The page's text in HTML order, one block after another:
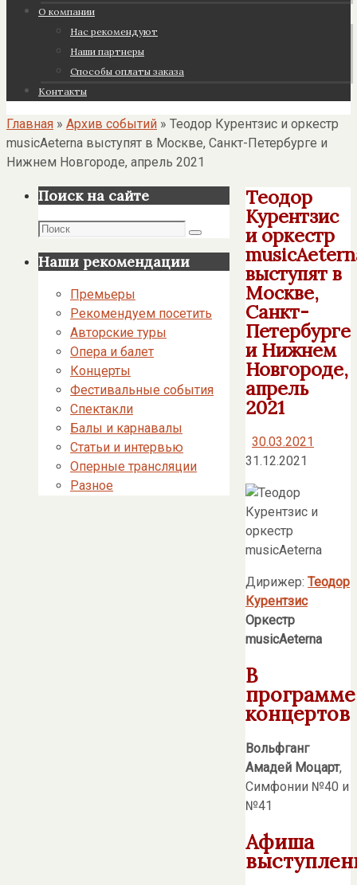
О компании
Нас рекомендуют
Наши партнеры
Cпособы оплаты заказа
Контакты
Главная » Архив событий » Теодор Курентзис и оркестр
musicAeterna выступят в Москве, Санкт-Петербурге и
Нижнем Новгороде, апрель 2021
Теодор
Курентзис
и оркестр
выступят в
Москве,
Санкт-
Петербурге
и Нижнем
Новгороде,
апрель
2021
30.03.2021
31.12.2021
Дирижер: Теодор
Курентзис
Оркестр
musicAeterna
В
программе
концертов
Вольфганг
Амадей Моцарт,
Симфонии №40 и
№41
Афиша
Поиск на сайте
Поиск
Поиск
Наши рекомендации
Премьеры
Рекомендуем посетить
Авторские туры
Опера и балет
Концерты
Фестивальные события
Спектакли
Балы и карнавалы
Статьи и интервью
Оперные трансляции
Разное